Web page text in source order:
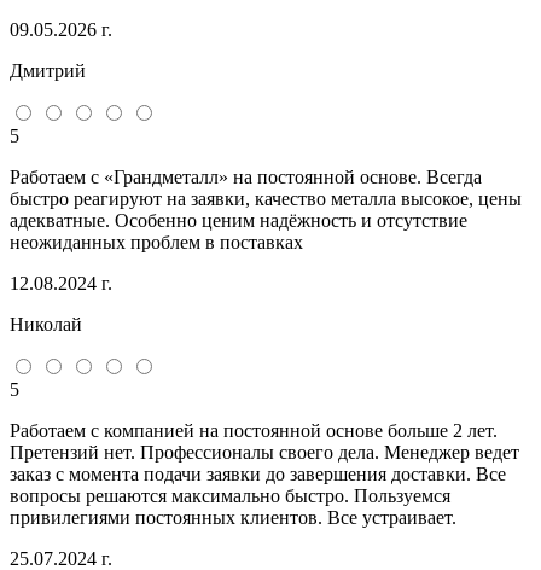
09.05.2026 г.
Дмитрий
5
Работаем с «Грандметалл» на постоянной основе. Всегда
быстро реагируют на заявки, качество металла высокое, цены
адекватные. Особенно ценим надёжность и отсутствие
неожиданных проблем в поставках
12.08.2024 г.
Николай
5
Работаем с компанией на постоянной основе больше 2 лет.
Претензий нет. Профессионалы своего дела. Менеджер ведет
заказ с момента подачи заявки до завершения доставки. Все
вопросы решаются максимально быстро. Пользуемся
привилегиями постоянных клиентов. Все устраивает.
25.07.2024 г.